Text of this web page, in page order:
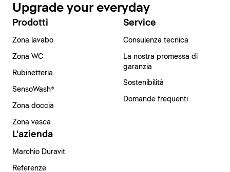
Upgrade your everyday
Prodotti
Zona lavabo
Zona WC
Rubinetteria
SensoWash®
Zona doccia
Zona vasca
Service
Consulenza tecnica
La nostra promessa di
garanzia
Sostenibilità
Domande frequenti
L'azienda
Marchio Duravit
Referenze